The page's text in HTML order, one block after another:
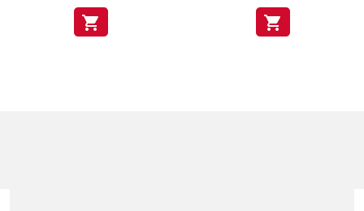
shopping_cart shopping_cart